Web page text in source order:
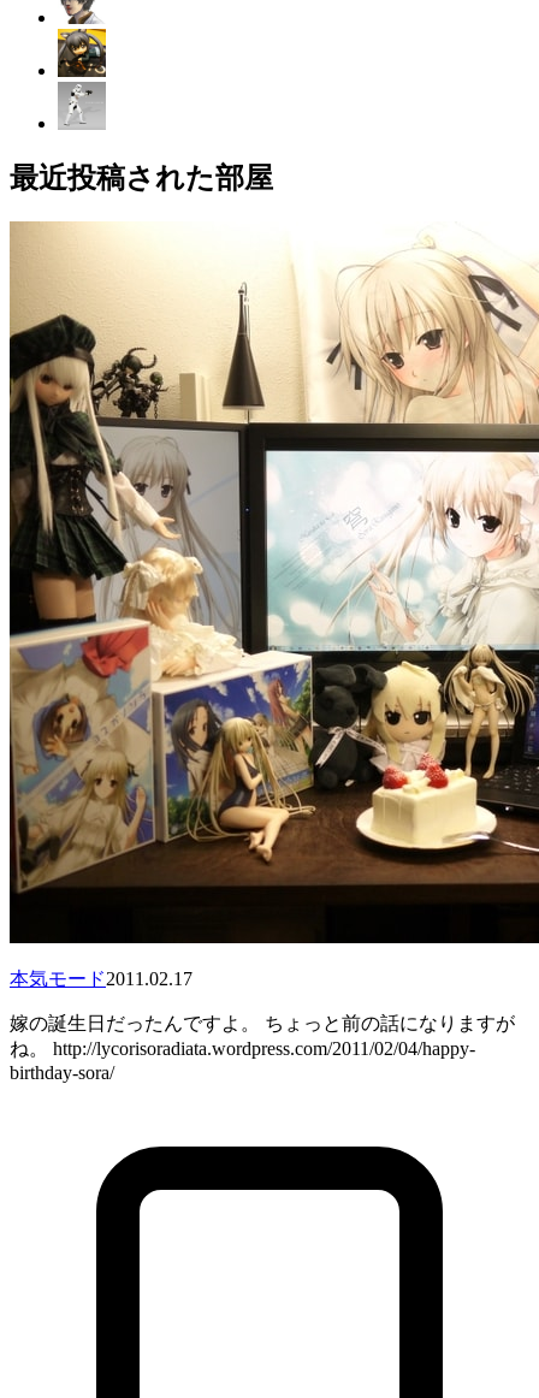
最近投稿された部屋
本気モード2011.02.17
嫁の誕生日だったんですよ。 ちょっと前の話になりますが
ね。 http://lycorisoradiata.wordpress.com/2011/02/04/happy-
birthday-sora/